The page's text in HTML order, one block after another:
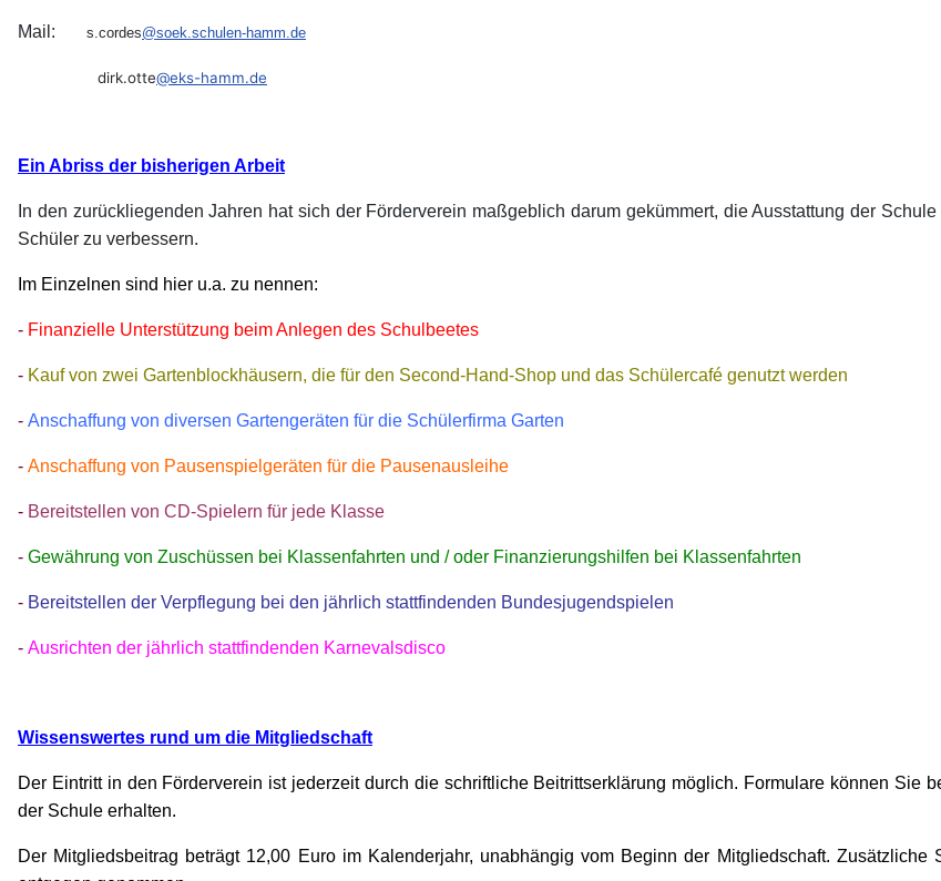
Mail: s.cordes@soek.schulen-hamm.de
dirk.otte@eks-hamm.de
Ein Abriss der bisherigen Arbeit
In den zurückliegenden Jahren hat sich der Förderverein maßgeblich darum gekümmert, die Ausstattung der
Schüler zu verbessern.
Im Einzelnen sind hier u.a. zu nennen:
- Finanzielle Unterstützung beim Anlegen des Schulbeetes
- Kauf von zwei Gartenblockhäusern, die für den Second-Hand-Shop und das Schülercafé genutzt werden
- Anschaffung von diversen Gartengeräten für die Schülerfirma Garten
- Anschaffung von Pausenspielgeräten für die Pausenausleihe
- Bereitstellen von CD-Spielern für jede Klasse
- Gewährung von Zuschüssen bei Klassenfahrten und / oder Finanzierungshilfen bei Klassenfahrten
- Bereitstellen der Verpflegung bei den jährlich stattfindenden Bundesjugendspielen
- Ausrichten der jährlich stattfindenden Karnevalsdisco
Wissenswertes rund um die Mitgliedschaft
Der Eintritt in den Förderverein ist jederzeit durch die schriftliche Beitrittserklärung möglich. Formulare können Sie
der Schule erhalten.
Der Mitgliedsbeitrag beträgt 12,00 Euro im Kalenderjahr, unabhängig vom Beginn der Mitgliedschaft.